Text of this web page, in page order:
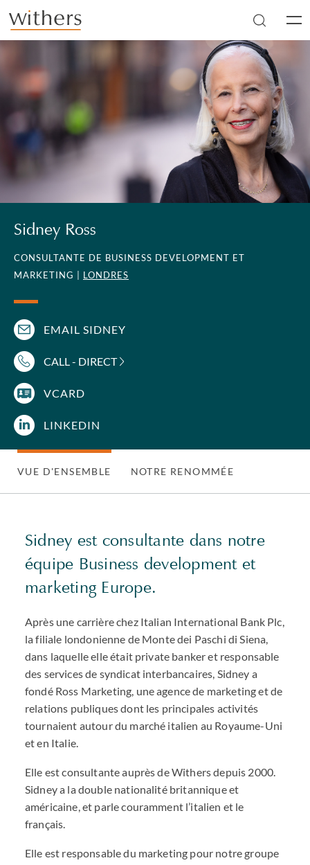
Skip to main content
Sidney Ross
CONSULTANTE DE BUSINESS DEVELOPMENT ET
MARKETING | LONDRES
EMAIL SIDNEY
CALL - DIRECT
VCARD
LINKEDIN
VUE D'ENSEMBLE NOTRE RENOMMÉE
Sidney est consultante dans notre
équipe Business development et
marketing Europe.
Après une carrière chez Italian International Bank Plc,
la filiale londonienne de Monte dei Paschi di Siena,
dans laquelle elle était private banker et responsable
des services de syndicat interbancaires, Sidney a
fondé Ross Marketing, une agence de marketing et de
relations publiques dont les principales activités
tournaient autour du marché italien au Royaume-Uni
et en Italie.
Elle est consultante auprès de Withers depuis 2000.
Sidney a la double nationalité britannique et
américaine, et parle couramment l’italien et le
français.
Elle est responsable du marketing pour notre groupe